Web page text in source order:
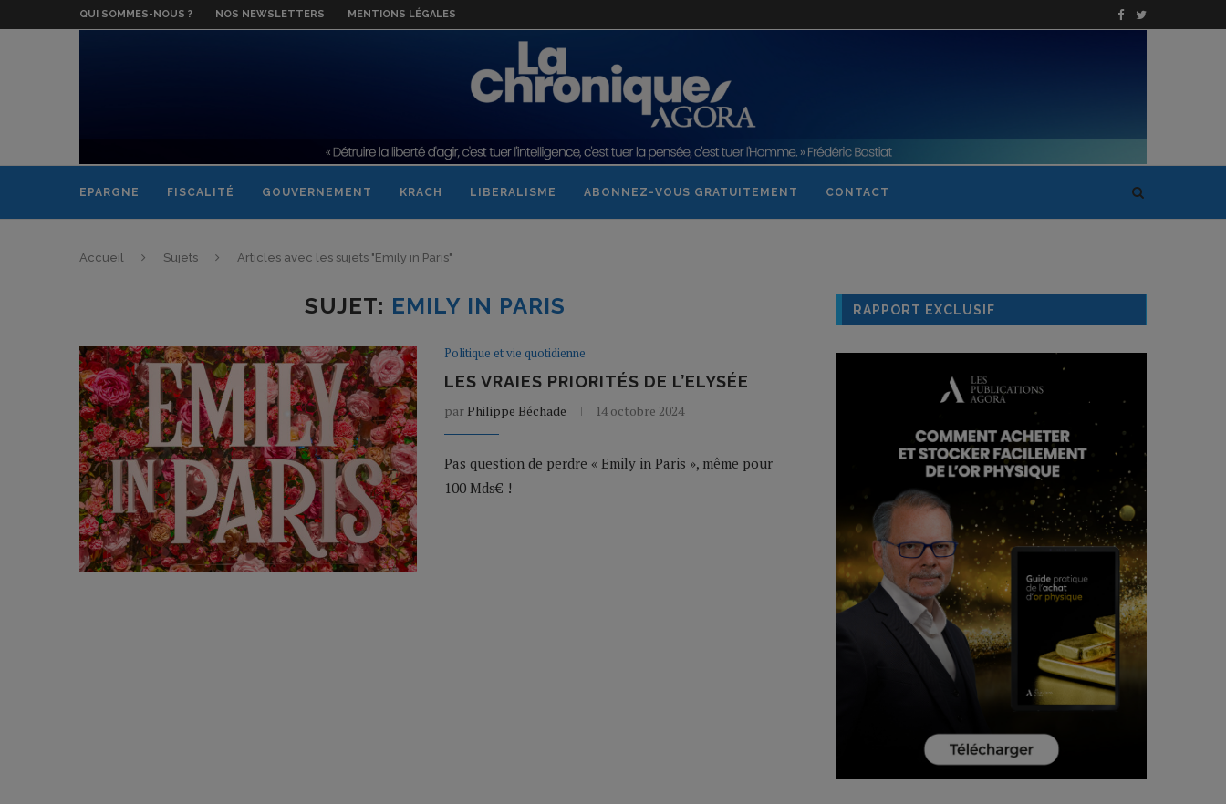
QUI SOMMES-NOUS ? NOS NEWSLETTERS MENTIONS LÉGALES
EPARGNE FISCALITÉ GOUVERNEMENT KRACH LIBERALISME ABONNEZ-VOUS GRATUITEMENT CONTACT
Accueil Sujets Articles avec les sujets "Emily in Paris"
SUJET: EMILY IN PARIS
Politique et vie quotidienne
LES VRAIES PRIORITÉS DE L’ELYSÉE
par Philippe Béchade 14 octobre 2024
Pas question de perdre « Emily in Paris », même pour
100 Mds€ !
RAPPORT EXCLUSIF